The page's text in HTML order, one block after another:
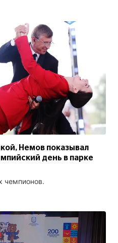
Немов показывал
день в парке
чемпионов.